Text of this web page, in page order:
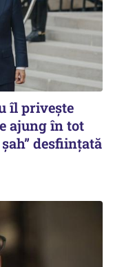
îl privește
ajung în tot
desființată